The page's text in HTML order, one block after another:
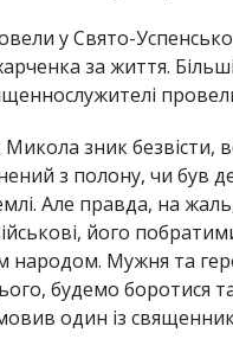
у Свято-
за життя.
Микола зник безвісти,
з полону, чи був
Але правда, на
його
народом. Мужня та
будемо боротися
один із